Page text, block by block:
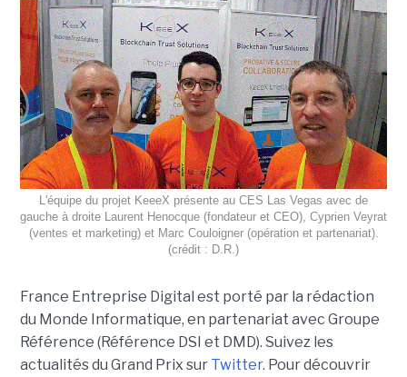
L'équipe du projet KeeeX présente au CES Las Vegas avec de
gauche à droite Laurent Henocque (fondateur et CEO), Cyprien Veyrat
(ventes et marketing) et Marc Couloigner (opération et partenariat).
(crédit : D.R.)
France Entreprise Digital est porté par la rédaction
du Monde Informatique, en partenariat avec Groupe
Référence (Référence DSI et DMD). Suivez les
actualités du Grand Prix sur Twitter. Pour découvrir